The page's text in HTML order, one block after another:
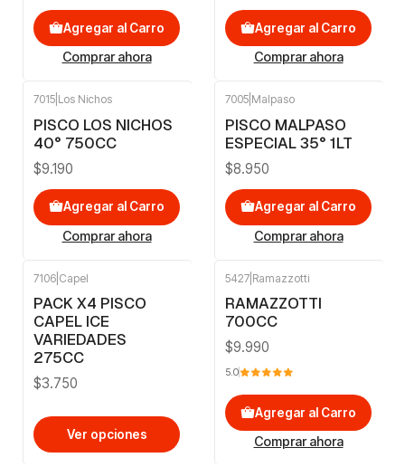
Agregar al Carro
Comprar ahora
Agregar al Carro
Comprar ahora
7015 Los Nichos
PISCO LOS NICHOS
40° 750CC
$9.190
Agregar al Carro
Comprar ahora
7005 Malpaso
PISCO MALPASO
ESPECIAL 35° 1LT
$8.950
Agregar al Carro
Comprar ahora
7106 Capel
PACK X4 PISCO
CAPEL ICE
VARIEDADES
275CC
$3.750
Ver opciones
5427 Ramazzotti
RAMAZZOTTI
700CC
$9.990
5.0
Agregar al Carro
Comprar ahora